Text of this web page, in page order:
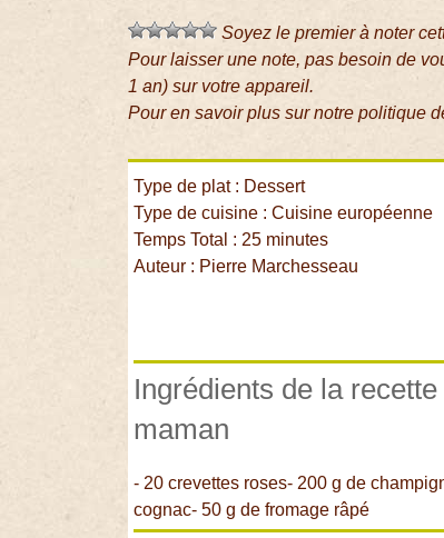
Soyez le premier à noter
Pour laisser une note, pas besoin de
1 an) sur votre appareil.
Pour en savoir plus sur notre politique
Type de plat : Dessert
Type de cuisine : Cuisine européenne
Temps Total : 25 minutes
Auteur : Pierre Marchesseau
Ingrédients de la
maman
- 20 crevettes roses- 200 g de
cognac- 50 g de fromage râpé